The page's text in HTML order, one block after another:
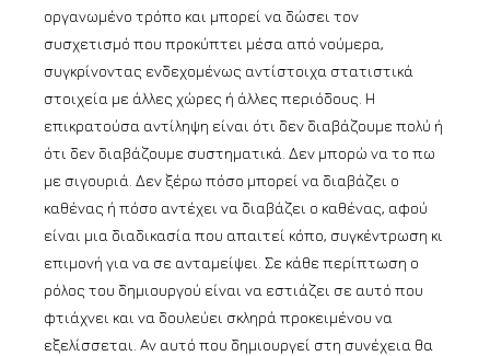
οργανωμένο τρόπο και μπορεί να δώσει τον
συσχετισμό που προκύπτει μέσα από νούμερα,
συγκρίνοντας ενδεχομένως αντίστοιχα στατιστικά
στοιχεία με άλλες χώρες ή άλλες περιόδους. Η
επικρατούσα αντίληψη είναι ότι δεν διαβάζουμε πολύ ή
ότι δεν διαβάζουμε συστηματικά. Δεν μπορώ να το πω
με σιγουριά. Δεν ξέρω πόσο μπορεί να διαβάζει ο
καθένας ή πόσο αντέχει να διαβάζει ο καθένας, αφού
είναι μια διαδικασία που απαιτεί κόπο, συγκέντρωση κι
επιμονή για να σε ανταμείψει. Σε κάθε περίπτωση ο
ρόλος του δημιουργού είναι να εστιάζει σε αυτό που
φτιάχνει και να δουλεύει σκληρά προκειμένου να
εξελίσσεται. Αν αυτό που δημιουργεί στη συνέχεια θα